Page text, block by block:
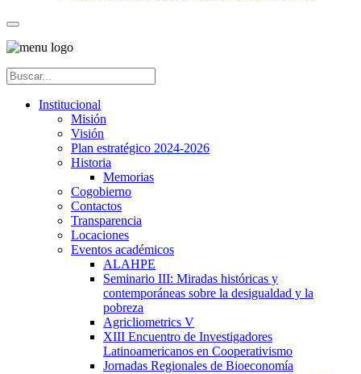
Institucional
Misión
Visión
Plan estratégico 2024-2026
Historia
Memorias
Cogobierno
Contactos
Transparencia
Locaciones
Eventos académicos
ALAHPE
Seminario III: Miradas históricas y
contemporáneas sobre la desigualdad y la
pobreza
Agricliometrics V
XIII Encuentro de Investigadores
Latinoamericanos en Cooperativismo
Jornadas Regionales de Bioeconomía